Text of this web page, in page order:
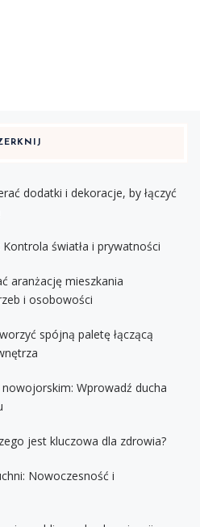
dodatki i dekoracje, by łączyć
światła i prywatności
aranżację mieszkania
i osobowości
spójną paletę łączącą
Wprowadź ducha
jest kluczowa dla zdrowia?
Nowoczesność i